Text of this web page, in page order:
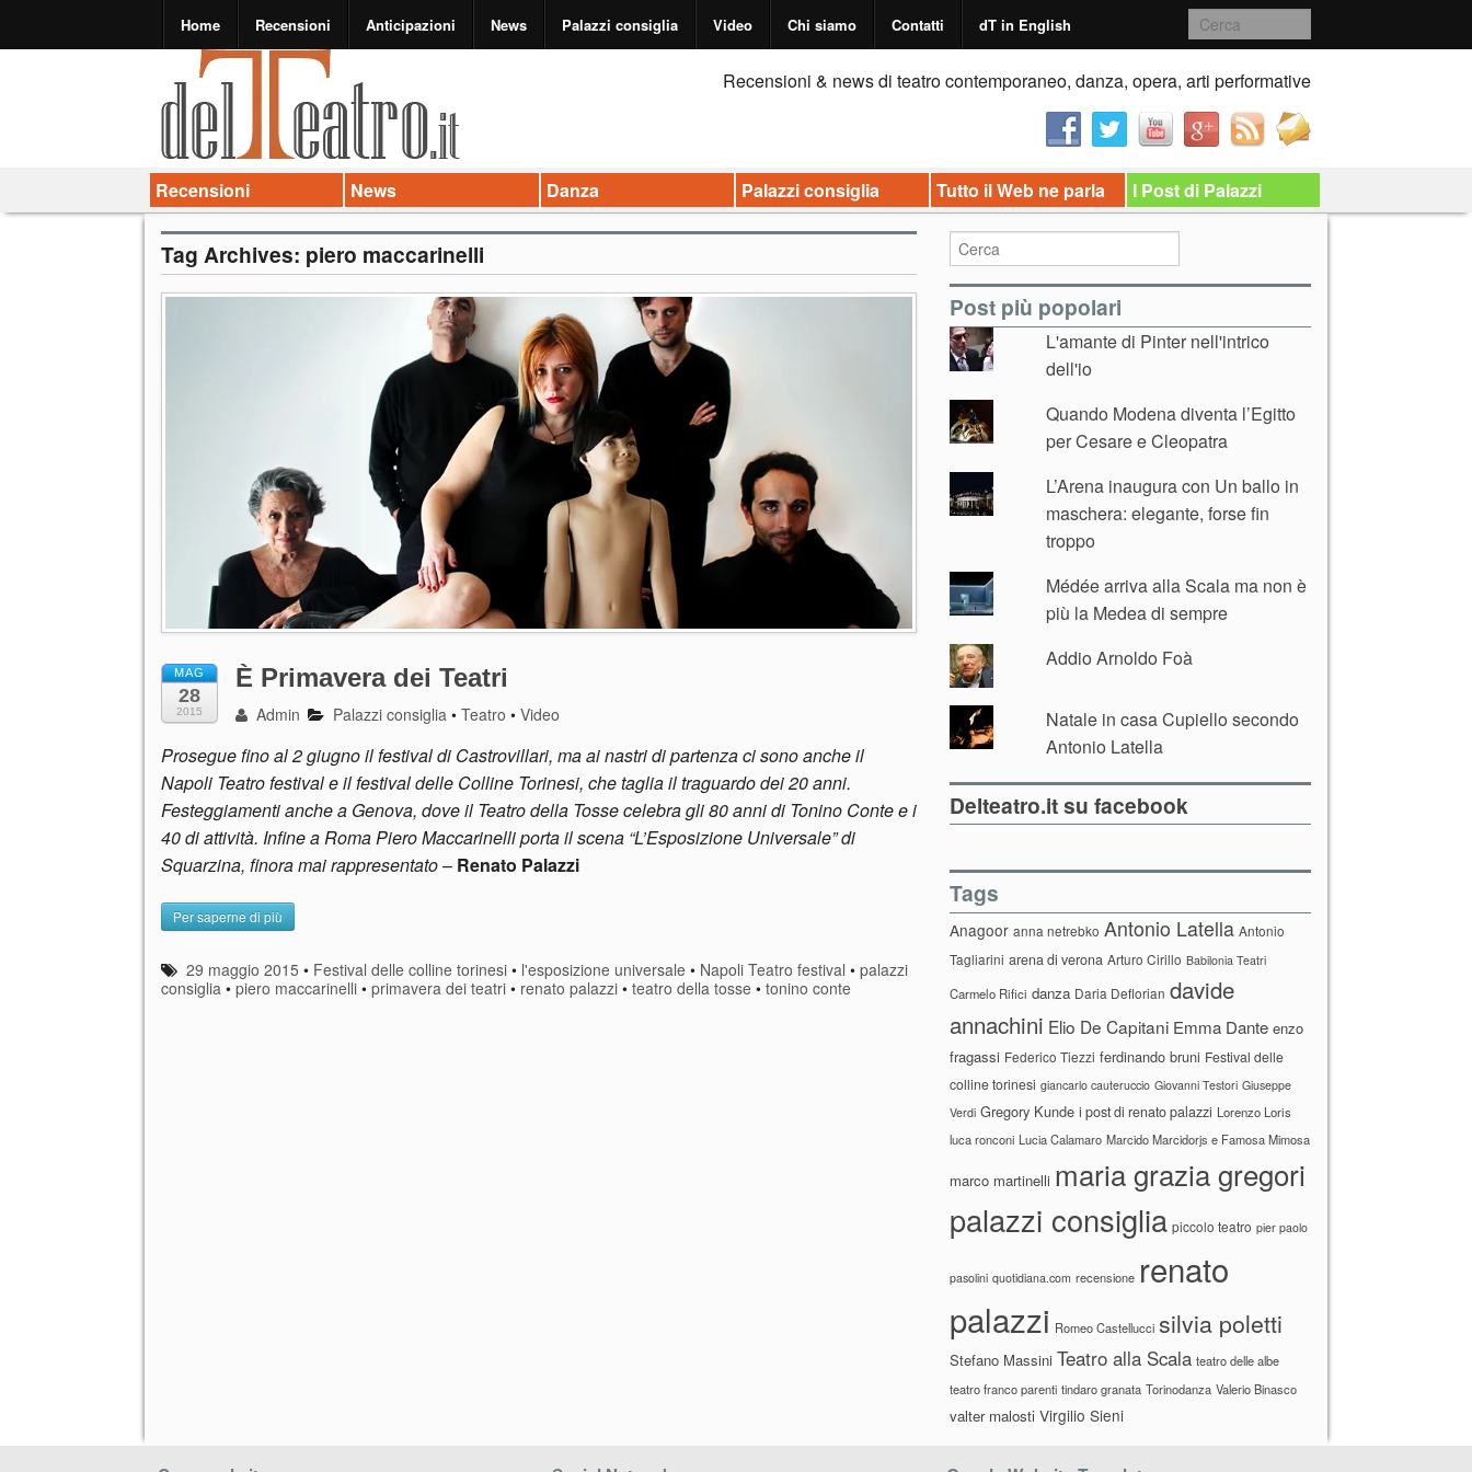
Home Recensioni Anticipazioni News Palazzi consiglia Video Chi siamo Contatti dT in English
Recensioni & news di teatro contemporaneo, danza, opera, arti performative
Recensioni News Danza Palazzi consiglia Tutto il Web ne parla I Post di Palazzi
Tag Archives: piero maccarinelli
MAG
28
2015
È Primavera dei Teatri
Admin Palazzi consiglia •Teatro •Video
Prosegue fino al 2 giugno il festival di Castrovillari, ma ai nastri di partenza ci sono anche il
Napoli Teatro festival e il festival delle Colline Torinesi, che taglia il traguardo dei 20 anni.
Festeggiamenti anche a Genova, dove il Teatro della Tosse celebra gli 80 anni di Tonino Conte e i
40 di attività. Infine a Roma Piero Maccarinelli porta il scena “L’Esposizione Universale” di
Squarzina, finora mai rappresentato– Renato Palazzi
Per saperne di più
29 maggio 2015 • Festival delle colline torinesi • l'esposizione universale • Napoli Teatro festival •palazzi
consiglia • piero maccarinelli • primavera dei teatri • renato palazzi • teatro della tosse • tonino conte
Post più popolari
L'amante di Pinter nell'intrico
dell'io
Quando Modena diventa l’Egitto
per Cesare e Cleopatra
L’Arena inaugura con Un ballo in
maschera: elegante, forse fin
troppo
Médée arriva alla Scala ma non è
più la Medea di sempre
Addio Arnoldo Foà
Natale in casa Cupiello secondo
Antonio Latella
Delteatro.it su facebook
Tags
Anagoor anna netrebko Antonio Latella Antonio
Tagliarini arena di verona Arturo Cirillo Babilonia Teatri
Carmelo Rifici danza Daria Deflorian davide
annachini Elio De Capitani Emma Dante enzo
fragassi Federico Tiezzi ferdinando bruni Festival delle
colline torinesi giancarlo cauteruccio Giovanni Testori Giuseppe
Verdi Gregory Kunde i post di renato palazzi Lorenzo Loris
luca ronconi Lucia Calamaro Marcido Marcidorjs e Famosa Mimosa
marco martinelli maria grazia gregori
palazzi consiglia piccolo teatro pier paolo
pasolini quotidiana.com recensione renato
palazzi Romeo Castellucci silvia poletti
Stefano Massini Teatro alla Scala teatro delle albe
teatro franco parenti tindaro granata Torinodanza Valerio Binasco
valter malosti Virgilio Sieni